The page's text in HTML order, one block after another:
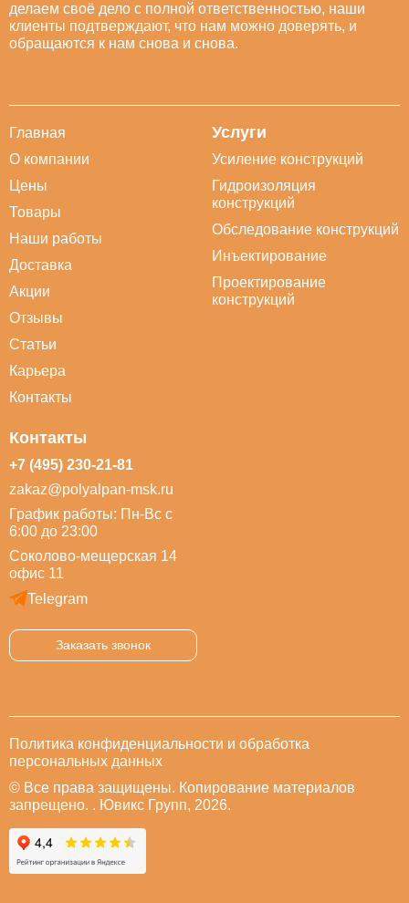
делаем своё дело с полной ответственностью, наши
клиенты подтверждают, что нам можно доверять, и
обращаются к нам снова и снова.
Главная
О компании
Цены
Товары
Наши работы
Доставка
Акции
Отзывы
Статьи
Карьера
Контакты
Услуги
Усиление конструкций
Гидроизоляция
конструкций
Обследование конструкций
Инъектирование
Проектирование
конструкций
Контакты
+7 (495) 230-21-81
zakaz@polyalpan-msk.ru
График работы: Пн-Вс с
6:00 до 23:00
Соколово-мещерская 14
офис 11
Telegram
Заказать звонок
Политика конфиденциальности и обработка
персональных данных
© Все права защищены. Копирование материалов
запрещено. . Ювикс Групп, 2026.